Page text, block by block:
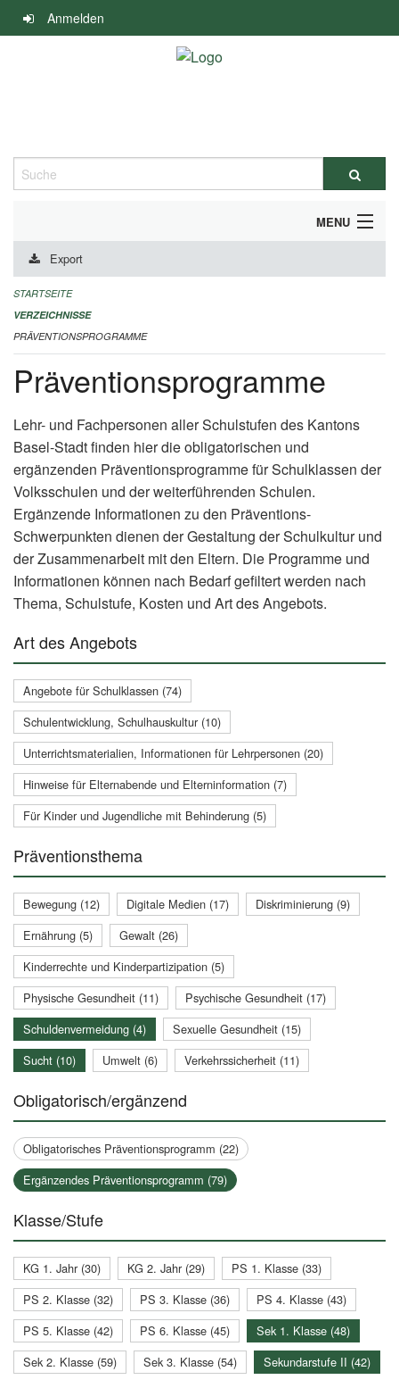
Navigation
überspringen
Anmelden
Suche
MENU
DURCHFÜHRUNG UND FINANZIERUNG
IMPRESSUM
Export
STARTSEITE
VERZEICHNISSE
PRÄVENTIONSPROGRAMME
Präventionsprogramme
Lehr- und Fachpersonen aller Schulstufen des Kantons
Basel-Stadt finden hier die obligatorischen und
ergänzenden Präventionsprogramme für Schulklassen der
Volksschulen und der weiterführenden Schulen.
Ergänzende Informationen zu den Präventions-
Schwerpunkten dienen der Gestaltung der Schulkultur und
der Zusammenarbeit mit den Eltern. Die Programme und
Informationen können nach Bedarf gefiltert werden nach
Thema, Schulstufe, Kosten und Art des Angebots.
Art des Angebots
Angebote für Schulklassen (74)
Schulentwicklung, Schulhauskultur (10)
Unterrichtsmaterialien, Informationen für Lehrpersonen (20)
Hinweise für Elternabende und Elterninformation (7)
Für Kinder und Jugendliche mit Behinderung (5)
Präventionsthema
Bewegung (12) Digitale Medien (17)
Diskriminierung (9)
Ernährung (5)
Gewalt (26)
Kinderrechte und Kinderpartizipation (5)
Physische Gesundheit (11)
Psychische Gesundheit (17)
Schuldenvermeidung (4)
Sexuelle Gesundheit (15)
Sucht (10)
Umwelt (6) Verkehrssicherheit (11)
Obligatorisch/ergänzend
Obligatorisches Präventionsprogramm (22)
Ergänzendes Präventionsprogramm (79)
Klasse/Stufe
KG 1. Jahr (30) KG 2. Jahr (29)
PS 1. Klasse (33)
PS 2. Klasse (32)
PS 3. Klasse (36)
PS 4. Klasse (43)
PS 5. Klasse (42)
PS 6. Klasse (45)
Sek 1. Klasse (48)
Sek 2. Klasse (59)
Sek 3. Klasse (54) Sekundarstufe II (42)